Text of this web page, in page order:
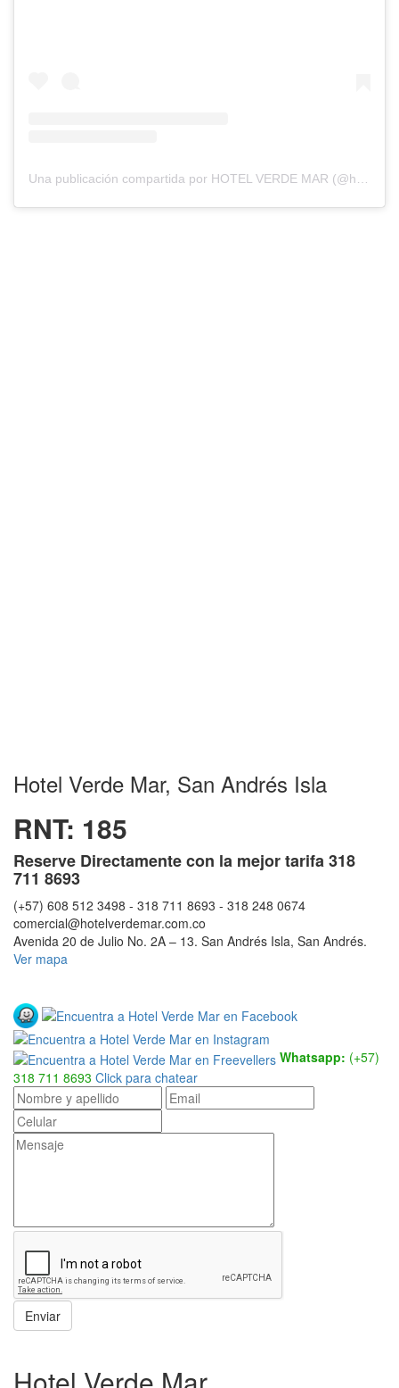
Hotel Verde Mar, San Andrés Isla
RNT: 185
Reserve Directamente con la mejor tarifa 318
711 8693
(+57) 608 512 3498 - 318 711 8693 - 318 248 0674
comercial@hotelverdemar.com.co
Avenida 20 de Julio No. 2A – 13. San Andrés Isla, San Andrés.
Ver mapa
Whatsapp: (+57)
318 711 8693 Click para chatear
Enviar